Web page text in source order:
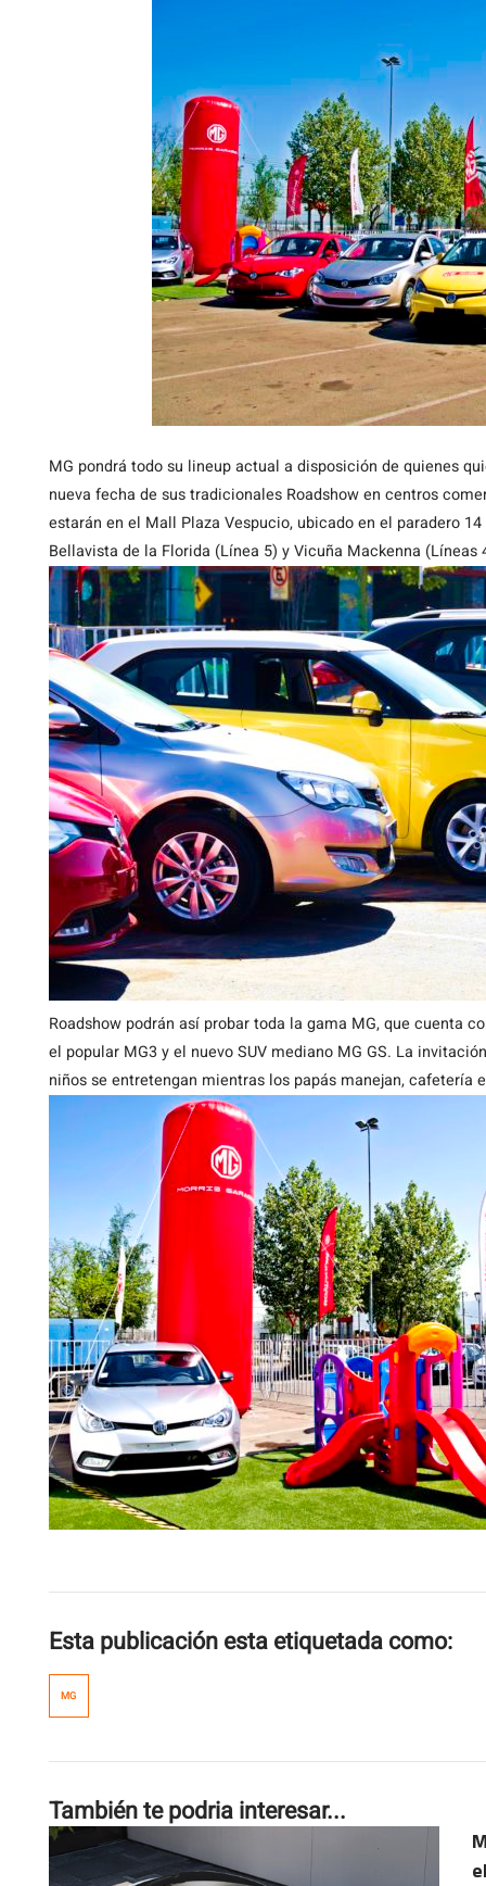
MG pondrá todo su lineup actual a disposición de quienes
nueva fecha de sus tradicionales Roadshow en centros
estarán en el Mall Plaza Vespucio, ubicado en el paradero
Bellavista de la Florida (Línea 5) y Vicuña Mackenna (Líneas
Roadshow podrán así probar toda la gama MG, que cuenta
el popular MG3 y el nuevo SUV mediano MG GS. La
niños se entretengan mientras los papás manejan, cafetería
Esta publicación esta etiquetada como:
MG
También te podria interesar...